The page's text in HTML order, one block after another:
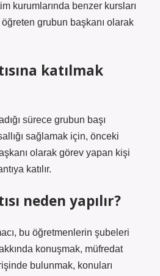
kurumlarında benzer kursları
grubun başkanı olarak
katılmak
sürece grubun başı
sağlamak için, önceki
olarak görev yapan kişi
katılır.
neden yapılır?
bu öğretmenlerin şubeleri
konuşmak, müfredat
bulunmak, konuları